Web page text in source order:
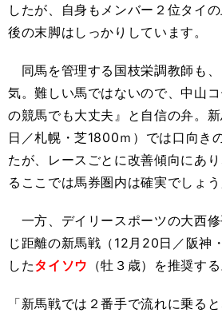
したが、自身もメンバー２位タイ
後の末脚はしっかりしています。
同馬を管理する国枝栄調教師も
気。難しい馬ではないので、中山
の競馬でも大丈夫』と自信の弁。
日／札幌・芝1800ｍ）では口向き
たが、レースごとに改善傾向にあ
るここでは馬券圏内は確実でしょう
一方、デイリースポーツの大西
じ距離の新馬戦（12月20日／阪神
したタイソウ （牡３歳）を推奨する
「新馬戦では２番手で流れに乗る